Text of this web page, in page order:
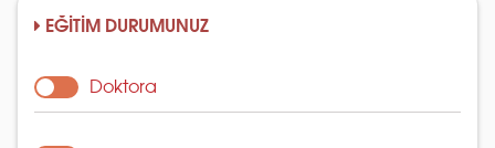
EĞİTİM DURUMUNUZ
Doktora